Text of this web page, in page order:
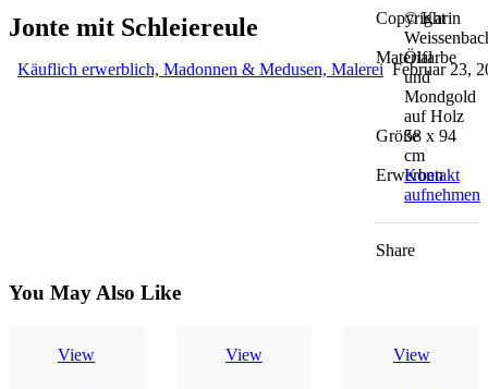
Jonte mit Schleiereule
Käuflich erwerblich, Madonnen & Medusen, Malerei Februar 23,
Copyright
© Karin
Material
Ölfarbe
und
Mondgold
auf Holz
Größe58 x 94
cm
Erwerben
Kontakt
aufnehmen
Share
You May Also Like
View View View